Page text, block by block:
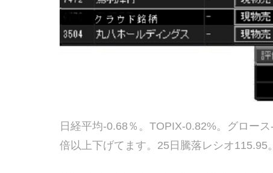
日経平均-0.68％。TOPIX-0.82%。グロー
倍以上下げてます。25日騰落レシオ115.95。